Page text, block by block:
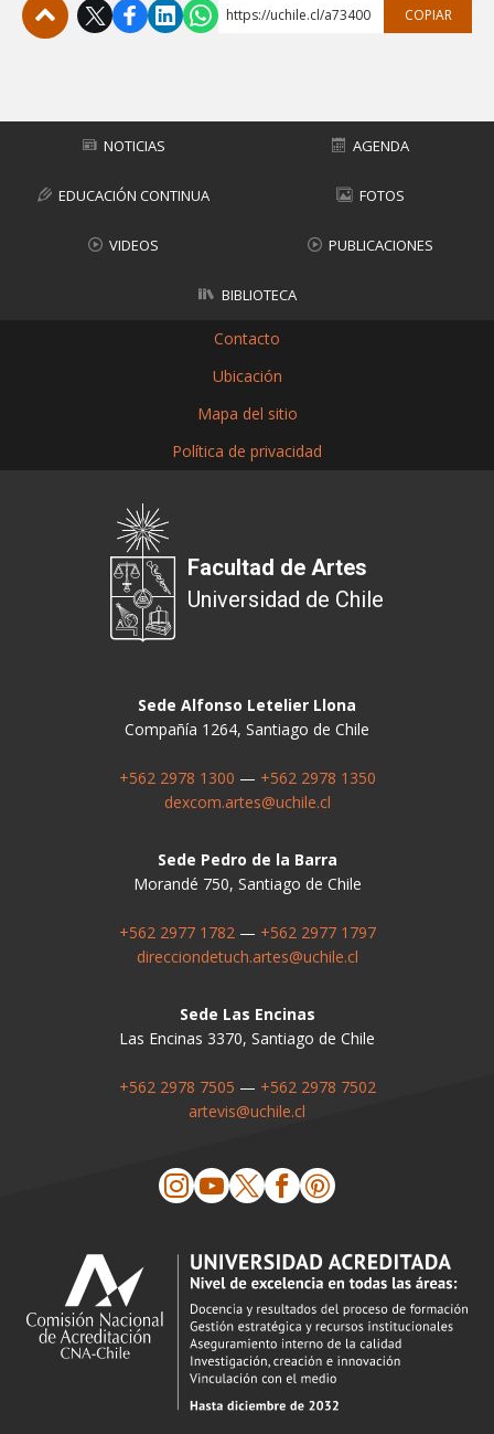
https://uchile.cl/a73400 COPIAR
NOTICIAS AGENDA
EDUCACIÓN CONTINUA FOTOS
VIDEOS PUBLICACIONES
BIBLIOTECA
Contacto
Ubicación
Mapa del sitio
Política de privacidad
Facultad de Artes
Universidad de Chile
Sede Alfonso Letelier Llona
Compañía 1264, Santiago de Chile
+562 2978 1300 — +562 2978 1350
dexcom.artes@uchile.cl
Sede Pedro de la Barra
Morandé 750, Santiago de Chile
+562 2977 1782— +562 2977 1797
direcciondetuch.artes@uchile.cl
Sede Las Encinas
Las Encinas 3370, Santiago de Chile
+562 2978 7505 — +562 2978 7502
artevis@uchile.cl